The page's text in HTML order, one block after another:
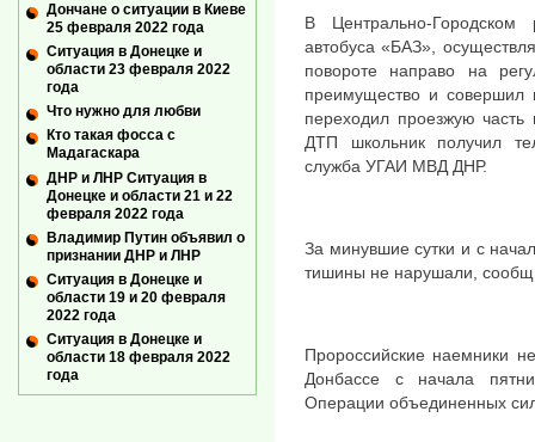
В Центрально-Городском
автобуса «БАЗ»,
повороте направо на
преимущество и совершил
переходил проезжую
ДТП школьник получил
служба УГАИ МВД ДНР.
За минувшие сутки и с
тишины не нарушали,
Пророссийские наемники
Донбассе с начала
Операции объединенных
Дончане о ситуации в Киеве
25 февраля 2022 года
Ситуация в Донецке и
области 23 февраля 2022
года
Что нужно для любви
Кто такая фосса с
Мадагаскара
ДНР и ЛНР Ситуация в
Донецке и области 21 и 22
февраля 2022 года
Владимир Путин объявил о
признании ДНР и ЛНР
Ситуация в Донецке и
области 19 и 20 февраля
2022 года
Ситуация в Донецке и
области 18 февраля 2022
года